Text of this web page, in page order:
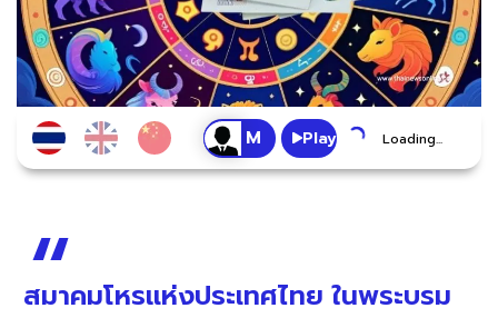
Play Loading...
สมาคมโหรแห่งประเทศไทย ในพระบรม